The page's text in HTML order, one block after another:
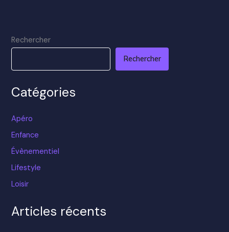
Rechercher
Rechercher
Catégories
Apéro
Enfance
Évènementiel
Lifestyle
Loisir
Articles récents